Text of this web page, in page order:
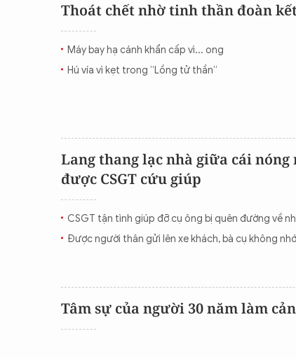
Thoát chết nhờ tinh thần đoàn
Máy bay hạ cánh khẩn cấp vì... ong
Hú vía vì kẹt trong “Lồng tử thần”
Lang thang lạc nhà giữa cái nóng
được CSGT cứu giúp
CSGT tận tình giúp đỡ cụ ông bị quên đường về
Được người thân gửi lên xe khách, bà cụ không
Tâm sự của người 30 năm làm